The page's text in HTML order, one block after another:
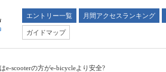
エントリー一覧 月間アクセスランキング
ガイドマップ
e-scooterの方がe-bicycleより安全?